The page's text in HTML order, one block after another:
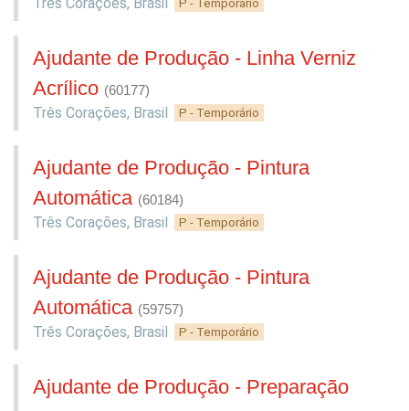
P - Temporário
Ajudante de Produção - Linha Verniz
Acrílico (60177)
Três Corações, Brasil P - Temporário
Ajudante de Produção - Pintura
Automática (60184)
Três Corações, Brasil P - Temporário
Ajudante de Produção - Pintura
Automática (59757)
Três Corações, Brasil P - Temporário
Ajudante de Produção - Preparação